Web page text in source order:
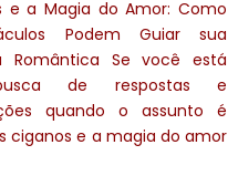
e a Magia do Amor: Como
Podem Guiar sua
Romântica Se você está
de respostas e
quando o assunto é
ciganos e a magia do amor